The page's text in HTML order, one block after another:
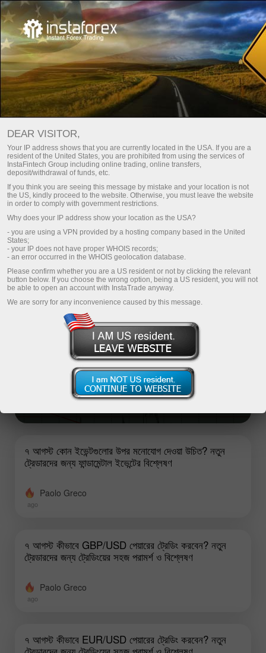
For traders Trade analysis articles Trade reviews
ফরেক্স বিশ্লেষণ – দৈনিক বাজার আপডেট
ট্রেডিং অ্যাকাউন্ট খুলুন
ডেমো অ্যাকাউন্ট খুলুন
Fresh analysis articles
Top analysis articles
৭ আগস্ট কোন ইভেন্টগুলোর উপর মনোযোগ দেওয়া উচিত? নতুন
ট্রেডারদের জন্য ফান্ডামেন্টাল ইভেন্টের বিশ্লেষণ
শুক্রবার অল্প কয়েকটি সামষ্টিক অর্থনৈতিক প্রতিবেদন প্রকাশের কথা থাকলেও,
সেগুলোর প্রায় সবগুলোই অত্যন্ত গুরুত্বপূর্ণ।
Stanislav Polyanskiy
৭ আগস্ট কোন ইভেন্টগুলোর উপর মনোযোগ দেওয়া উচিত? নতুন
ট্রেডারদের জন্য ফান্ডামেন্টাল ইভেন্টের বিশ্লেষণ
Paolo Greco
ago
৭ আগস্ট কীভাবে GBP/USD পেয়ারের ট্রেডিং করবেন? নতুন
ট্রেডারদের জন্য ট্রেডিংয়ের সহজ পরামর্শ ও বিশ্লেষণ
Paolo Greco
ago
৭ আগস্ট কীভাবে EUR/USD পেয়ারের ট্রেডিং করবেন? নতুন
DEAR VISITOR,
Your IP address shows that you are currently located in the USA. If you are a
resident of the United States, you are prohibited from using the services of
InstaFintech Group including online trading, online transfers,
deposit/withdrawal of funds, etc.
If you think you are seeing this message by mistake and your location is not
the US, kindly proceed to the website. Otherwise, you must leave the website
in order to comply with government restrictions.
Why does your IP address show your location as the USA?
- you are using a VPN provided by a hosting company based in the United
States;
- your IP does not have proper WHOIS records;
- an error occurred in the WHOIS geolocation database.
Please confirm whether you are a US resident or not by clicking the relevant
button below. If you choose the wrong option, being a US resident, you will not
be able to open an account with InstaTrade anyway.
We are sorry for any inconvenience caused by this message.